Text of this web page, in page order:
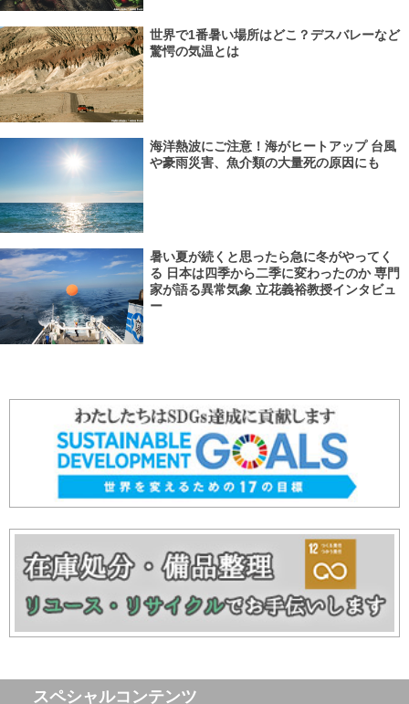
世界で1番暑い場所はどこ？デスバレーなど
驚愕の気温とは
海洋熱波にご注意！海がヒートアップ 台風
や豪雨災害、魚介類の大量死の原因にも
暑い夏が続くと思ったら急に冬がやってく
る 日本は四季から二季に変わったのか 専門
家が語る異常気象 立花義裕教授インタビュ
ー
スペシャルコンテンツ